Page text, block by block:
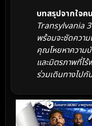
บทสรุปจากใจค
Transylvania
พร้อมจะซัดควา
คุณโหยหาความ
และมิตรภาพที่
ร่วมเดินทางไปกั